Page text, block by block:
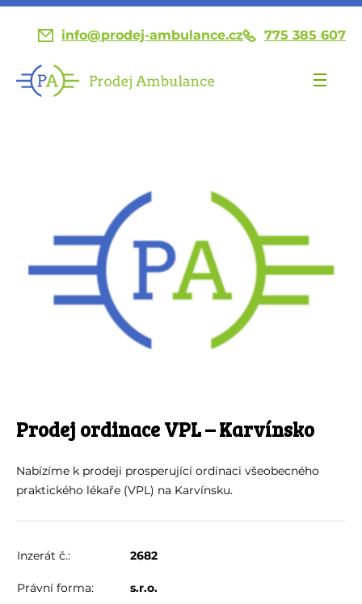
info@prodej-ambulance.cz 775 385 607
Prodej ordinace VPL – Karvínsko
Nabízíme k prodeji prosperující ordinaci všeobecného
praktického lékaře (VPL) na Karvínsku.
Inzerát č.: 2682
Právní forma: s.r.o.